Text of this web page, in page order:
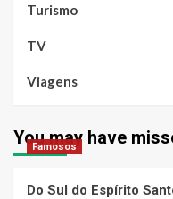
Turismo
TV
Viagens
You may have
Famosos
Do Sul do Espírito